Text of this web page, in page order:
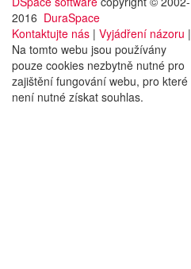
2016 DuraSpace
Kontaktujte nás | Vyjádření názoru |
Na tomto webu jsou používány
pouze cookies nezbytně nutné pro
zajištění fungování webu, pro které
není nutné získat souhlas.